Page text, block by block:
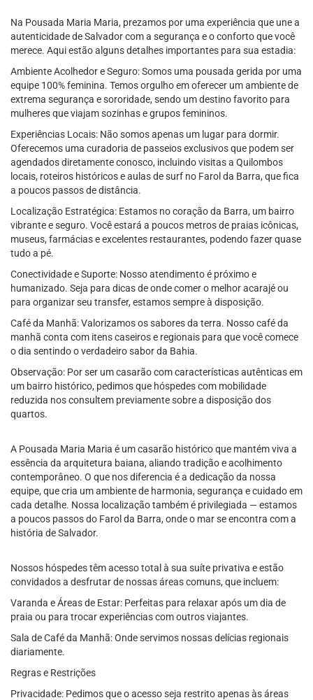
Na Pousada Maria Maria, prezamos por uma experiência que une a
autenticidade de Salvador com a segurança e o conforto que você
merece. Aqui estão alguns detalhes importantes para sua estadia:
Ambiente Acolhedor e Seguro: Somos uma pousada gerida por uma
equipe 100% feminina. Temos orgulho em oferecer um ambiente de
extrema segurança e sororidade, sendo um destino favorito para
mulheres que viajam sozinhas e grupos femininos.
Experiências Locais: Não somos apenas um lugar para dormir.
Oferecemos uma curadoria de passeios exclusivos que podem ser
agendados diretamente conosco, incluindo visitas a Quilombos
locais, roteiros históricos e aulas de surf no Farol da Barra, que fica
a poucos passos de distância.
Localização Estratégica: Estamos no coração da Barra, um bairro
vibrante e seguro. Você estará a poucos metros de praias icônicas,
museus, farmácias e excelentes restaurantes, podendo fazer quase
tudo a pé.
Conectividade e Suporte: Nosso atendimento é próximo e
humanizado. Seja para dicas de onde comer o melhor acarajé ou
para organizar seu transfer, estamos sempre à disposição.
Café da Manhã: Valorizamos os sabores da terra. Nosso café da
manhã conta com itens caseiros e regionais para que você comece
o dia sentindo o verdadeiro sabor da Bahia.
Observação: Por ser um casarão com características autênticas em
um bairro histórico, pedimos que hóspedes com mobilidade
reduzida nos consultem previamente sobre a disposição dos
quartos.
A Pousada Maria Maria é um casarão histórico que mantém viva a
essência da arquitetura baiana, aliando tradição e acolhimento
contemporâneo. O que nos diferencia é a dedicação da nossa
equipe, que cria um ambiente de harmonia, segurança e cuidado em
cada detalhe. Nossa localização também é privilegiada — estamos
a poucos passos do Farol da Barra, onde o mar se encontra com a
história de Salvador.
Nossos hóspedes têm acesso total à sua suíte privativa e estão
convidados a desfrutar de nossas áreas comuns, que incluem:
Varanda e Áreas de Estar: Perfeitas para relaxar após um dia de
praia ou para trocar experiências com outros viajantes.
Sala de Café da Manhã: Onde servimos nossas delícias regionais
diariamente.
Regras e Restrições
Privacidade: Pedimos que o acesso seja restrito apenas às áreas